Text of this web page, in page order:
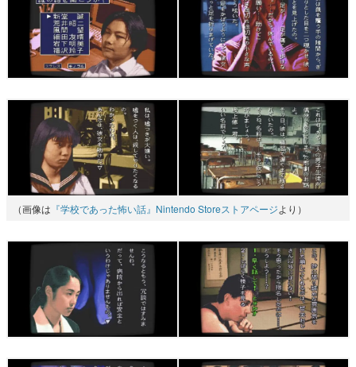
（画像は 『学校であった怖い話』Nintendo Storeストアページより）